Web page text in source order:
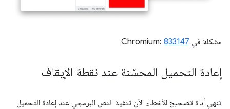
مشكلة في Chromium: 833147
إعادة التحميل المحسّنة عند نقطة الإيقاف
تنهي أداة تصحيح الأخطاء الآن تنفيذ النص البرمجي عند إعادة التحميل